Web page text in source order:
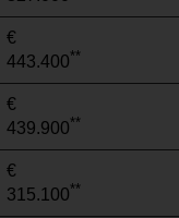
€
443.400**
€
439.900**
€
315.100**